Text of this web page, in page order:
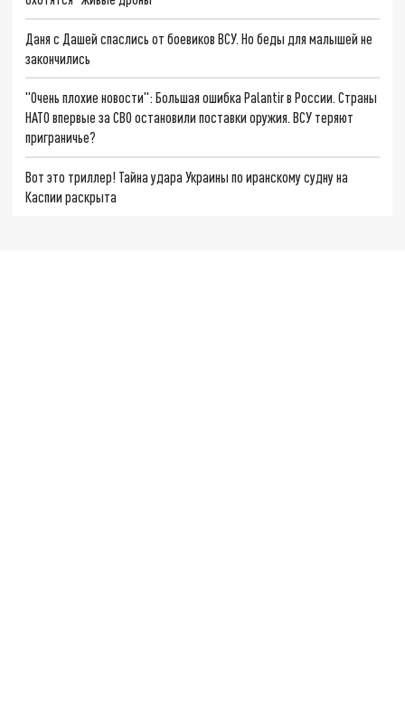
Даня с Дашей спаслись от боевиков ВСУ. Но беды для малышей не
закончились
"Очень плохие новости": Большая ошибка Palantir в России. Страны
НАТО впервые за СВО остановили поставки оружия. ВСУ теряют
приграничье?
Вот это триллер! Тайна удара Украины по иранскому судну на
Каспии раскрыта